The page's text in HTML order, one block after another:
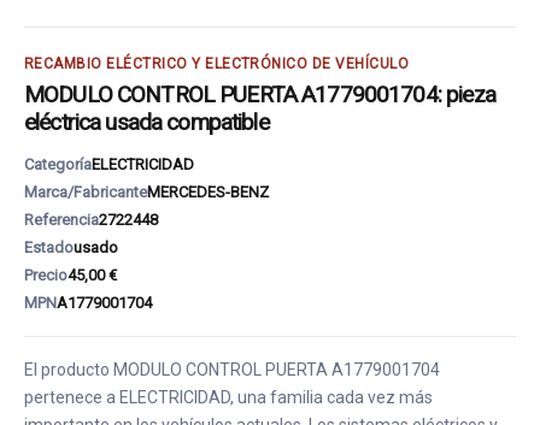
RECAMBIO ELÉCTRICO Y ELECTRÓNICO DE VEHÍCULO
MODULO CONTROL PUERTA A1779001704: pieza
eléctrica usada compatible
CategoríaELECTRICIDAD
Marca/FabricanteMERCEDES-BENZ
Referencia2722448
Estadousado
Precio45,00 €
MPNA1779001704
El producto MODULO CONTROL PUERTA A1779001704
pertenece a ELECTRICIDAD, una familia cada vez más